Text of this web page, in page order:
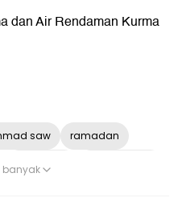
dan Air Rendaman Kurma
saw
ramadan
kesehatan
banyak